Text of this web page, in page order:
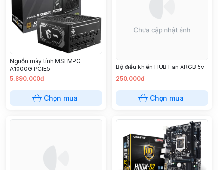
Nguồn máy tính MSI MPG
A1000G PCIE5
5.890.000đ
Chọn mua
Bộ điều khiển HUB Fan ARGB 5v
250.000đ
Chọn mua